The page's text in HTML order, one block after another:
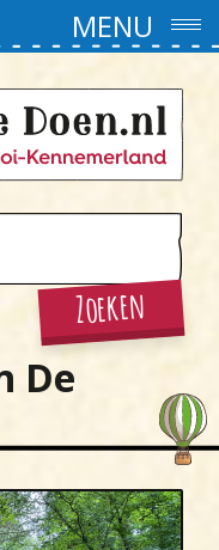
MENU
Zoeken
De